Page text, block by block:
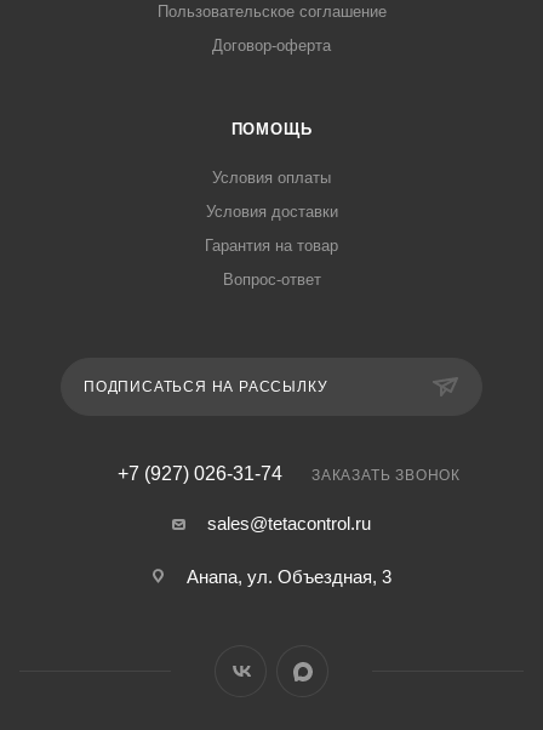
Пользовательское соглашение
Договор-оферта
ПОМОЩЬ
Условия оплаты
Условия доставки
Гарантия на товар
Вопрос-ответ
ПОДПИСАТЬСЯ НА РАССЫЛКУ
+7 (927) 026-31-74 ЗАКАЗАТЬ ЗВОНОК
sales@tetacontrol.ru
Анапа, ул. Объездная, 3